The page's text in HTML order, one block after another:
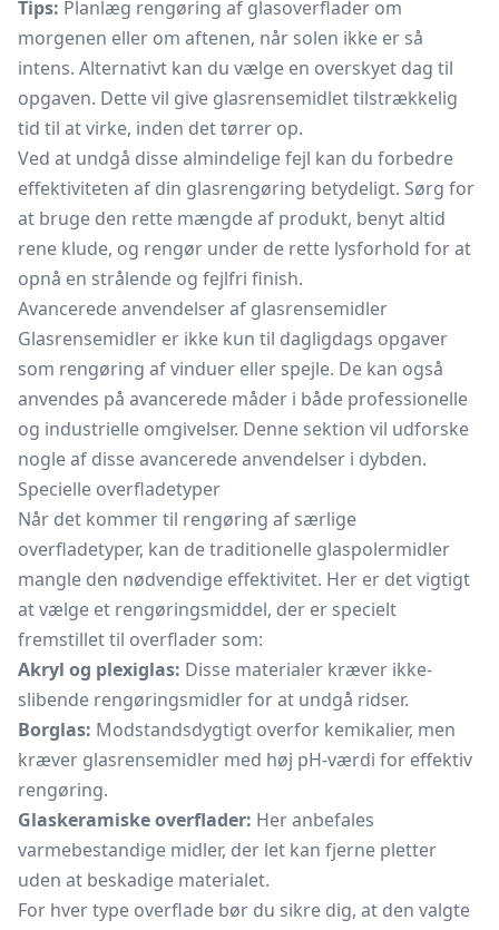
Tips: Planlæg rengøring af glasoverflader om
morgenen eller om aftenen, når solen ikke er så
intens. Alternativt kan du vælge en overskyet dag til
opgaven. Dette vil give glasrensemidlet tilstrækkelig
tid til at virke, inden det tørrer op.
Ved at undgå disse almindelige fejl kan du forbedre
effektiviteten af din glasrengøring betydeligt. Sørg for
at bruge den rette mængde af produkt, benyt altid
rene klude, og rengør under de rette lysforhold for at
opnå en strålende og fejlfri finish.
Avancerede anvendelser af glasrensemidler
Glasrensemidler er ikke kun til dagligdags opgaver
som rengøring af vinduer eller spejle. De kan også
anvendes på avancerede måder i både professionelle
og industrielle omgivelser. Denne sektion vil udforske
nogle af disse avancerede anvendelser i dybden.
Specielle overfladetyper
Når det kommer til rengøring af særlige
overfladetyper, kan de traditionelle glaspolermidler
mangle den nødvendige effektivitet. Her er det vigtigt
at vælge et rengøringsmiddel, der er specielt
fremstillet til overflader som:
Akryl og plexiglas: Disse materialer kræver ikke-
slibende rengøringsmidler for at undgå ridser.
Borglas: Modstandsdygtigt overfor kemikalier, men
kræver glasrensemidler med høj pH-værdi for effektiv
rengøring.
Glaskeramiske overflader: Her anbefales
varmebestandige midler, der let kan fjerne pletter
uden at beskadige materialet.
For hver type overflade bør du sikre dig, at den valgte